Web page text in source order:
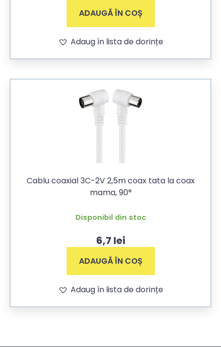
ADAUGĂ ÎN COȘ
Adaug în lista de dorințe
Cablu coaxial 3C-2V 2,5m coax tata la coax
mama, 90°
Disponibil din stoc
6,7 lei
ADAUGĂ ÎN COȘ
Adaug în lista de dorințe